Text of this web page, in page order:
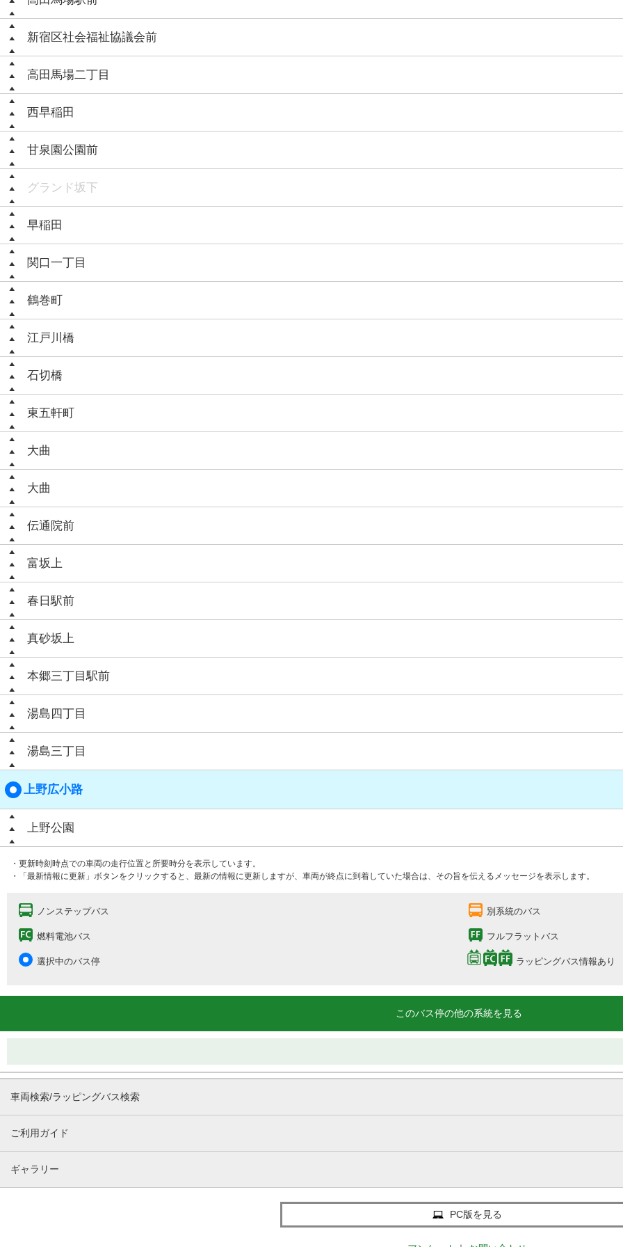
新宿区社会福祉協議会前
高田馬場二丁目
西早稲田
甘泉園公園前
グランド坂下
早稲田
関口一丁目
鶴巻町
江戸川橋
石切橋
東五軒町
大曲
大曲
伝通院前
富坂上
春日駅前
真砂坂上
本郷三丁目駅前
湯島四丁目
湯島三丁目
上野広小路
上野公園
・更新時刻時点での車両の走行位置と所要時分を表示しています。
・「最新情報に更新」ボタンをクリックすると、最新の情報に更新しますが、車両が終点に到着していた場合は、その旨を伝えるメッセージを表示します。
ノンステップバス 別系統のバス
燃料電池バス フルフラットバス
選択中のバス停 ラッピングバス情報あり
このバス停の他の系統を見る
車両検索/ラッピングバス検索
ご利用ガイド
ギャラリー
PC版を見る